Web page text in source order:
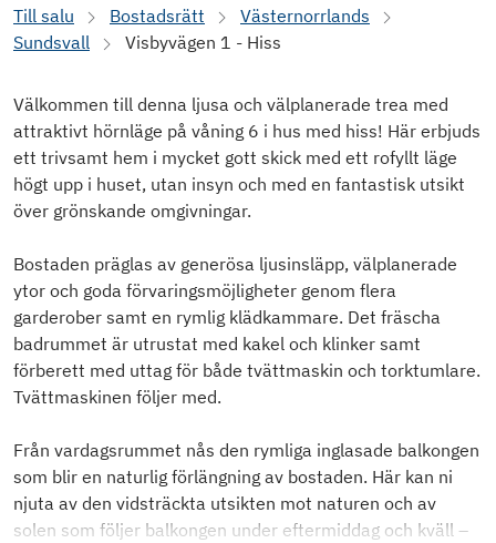
Till salu Bostadsrätt
Västernorrlands
Sundsvall
Visbyvägen 1 - Hiss
Välkommen till denna ljusa och välplanerade trea med
attraktivt hörnläge på våning 6 i hus med hiss! Här erbjuds
ett trivsamt hem i mycket gott skick med ett rofyllt läge
högt upp i huset, utan insyn och med en fantastisk utsikt
över grönskande omgivningar.
Bostaden präglas av generösa ljusinsläpp, välplanerade
ytor och goda förvaringsmöjligheter genom flera
garderober samt en rymlig klädkammare. Det fräscha
badrummet är utrustat med kakel och klinker samt
förberett med uttag för både tvättmaskin och torktumlare.
Tvättmaskinen följer med.
Från vardagsrummet nås den rymliga inglasade balkongen
som blir en naturlig förlängning av bostaden. Här kan ni
njuta av den vidsträckta utsikten mot naturen och av
solen som följer balkongen under eftermiddag och kväll –